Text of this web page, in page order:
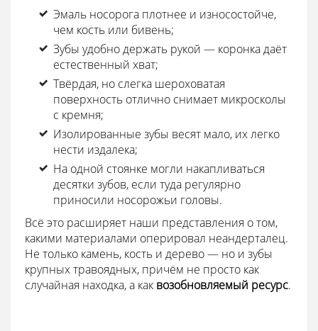
Эмаль носорога плотнее и износостойче,
чем кость или бивень;
Зубы удобно держать рукой — коронка даёт
естественный хват;
Твёрдая, но слегка шероховатая
поверхность отлично снимает микросколы
с кремня;
Изолированные зубы весят мало, их легко
нести издалека;
На одной стоянке могли накапливаться
десятки зубов, если туда регулярно
приносили носорожьи головы.
Всё это расширяет наши представления о том,
какими материалами оперировал неандерталец.
Не только камень, кость и дерево — но и зубы
крупных травоядных, причём не просто как
случайная находка, а как возобновляемый ресурс.